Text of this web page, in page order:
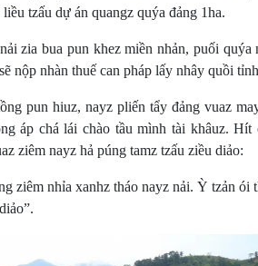
tzấu dự án quangz quýa đảng 1ha.
zia bua pun khez miền nhản, puối quýa
nộp nhàn thuế can pháp lấy nhây quồi
pun hiuz, nayz pliến tẩy đảng vuaz
áp chá lái chào tầu mình tài khâuz.
ziêm nayz hả púng tamz tzấu ziều diảo:
ziêm nhỉa xanhz tháo nayz nải. Ỳ tzản ói